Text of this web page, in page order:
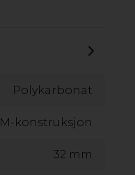
Polykarbonat
M-konstruksjon
32 mm